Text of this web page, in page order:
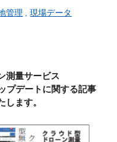
管理 ,現場データ
測量サービス
プデートに関する記事
します。